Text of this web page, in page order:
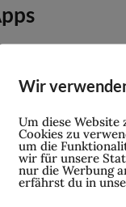
Verhütung…
wird immer
Sicherheit um sich...
mit
Wir
Um diese
Cookies zu
um die
wir für unsere
nur die Werbung
erfährst du in